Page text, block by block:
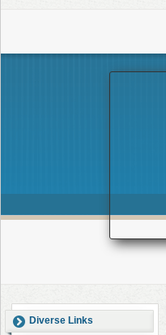
Diverse Links